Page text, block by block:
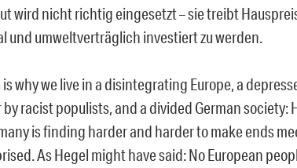
wird nicht richtig eingesetzt – sie treibt
und umweltverträglich investiert zu werden.
is why we live in a disintegrating Europe, a
by racist populists, and a divided German society:
is finding harder and harder to make ends
As Hegel might have said: No European